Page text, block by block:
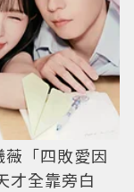
「四敗愛因
才全靠旁白